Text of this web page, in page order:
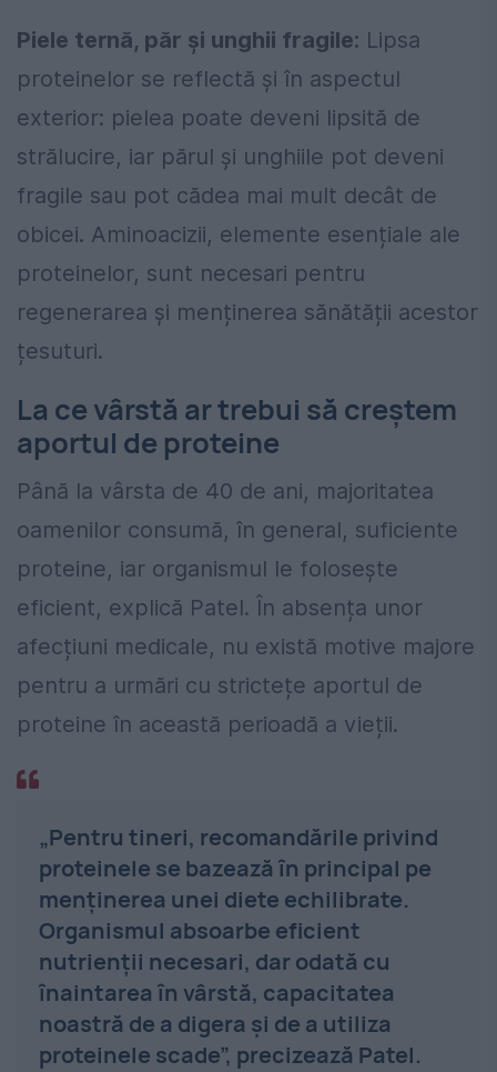
Piele ternă, păr și unghii fragile: Lipsa
proteinelor se reflectă și în aspectul
exterior: pielea poate deveni lipsită de
strălucire, iar părul și unghiile pot deveni
fragile sau pot cădea mai mult decât de
obicei. Aminoacizii, elemente esențiale ale
proteinelor, sunt necesari pentru
regenerarea și menținerea sănătății acestor
țesuturi.
La ce vârstă ar trebui să creștem
aportul de proteine
Până la vârsta de 40 de ani, majoritatea
oamenilor consumă, în general, suficiente
proteine, iar organismul le folosește
eficient, explică Patel. În absența unor
afecțiuni medicale, nu există motive majore
pentru a urmări cu strictețe aportul de
proteine în această perioadă a vieții.
„Pentru tineri, recomandările privind
proteinele se bazează în principal pe
menținerea unei diete echilibrate.
Organismul absoarbe eficient
nutrienții necesari, dar odată cu
înaintarea în vârstă, capacitatea
noastră de a digera și de a utiliza
proteinele scade”, precizează Patel.